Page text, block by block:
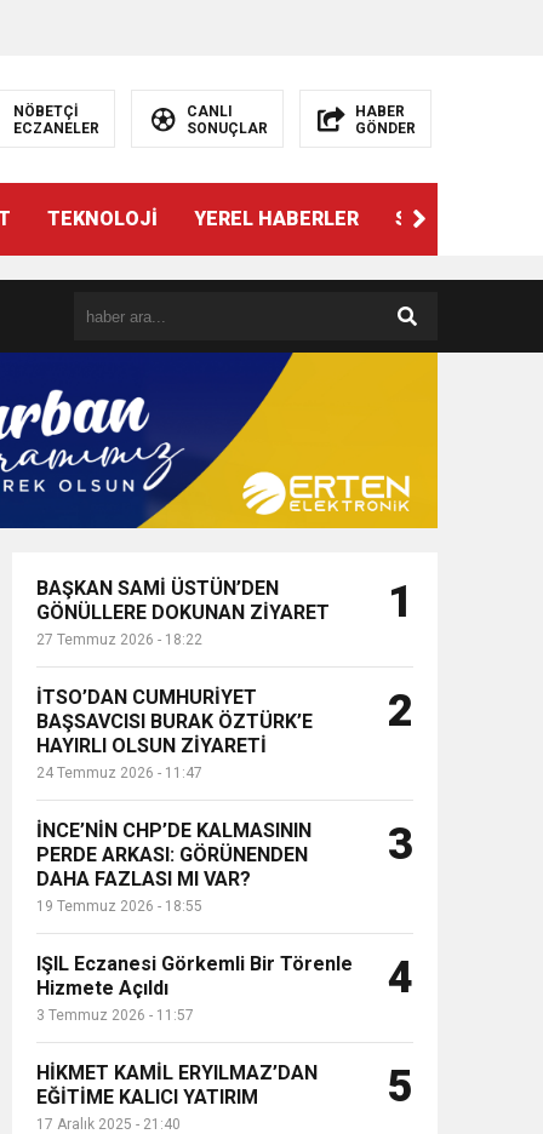
NÖBETÇİ
ECZANELER
CANLI
SONUÇLAR
HABER
GÖNDER
TEKNOLOJİ YEREL HABERLER SPOR
BAŞKAN SAMİ ÜSTÜN’DEN
GÖNÜLLERE DOKUNAN ZİYARET
27 Temmuz 2026 - 18:22
1
İTSO’DAN CUMHURİYET
BAŞSAVCISI BURAK ÖZTÜRK’E
HAYIRLI OLSUN ZİYARETİ
24 Temmuz 2026 - 11:47
2
İNCE’NİN CHP’DE KALMASININ
PERDE ARKASI: GÖRÜNENDEN
DAHA FAZLASI MI VAR?
19 Temmuz 2026 - 18:55
3
IŞIL Eczanesi Görkemli Bir Törenle
Hizmete Açıldı
3 Temmuz 2026 - 11:57
4
HİKMET KAMİL ERYILMAZ’DAN
EĞİTİME KALICI YATIRIM
17 Aralık 2025 - 21:40
5